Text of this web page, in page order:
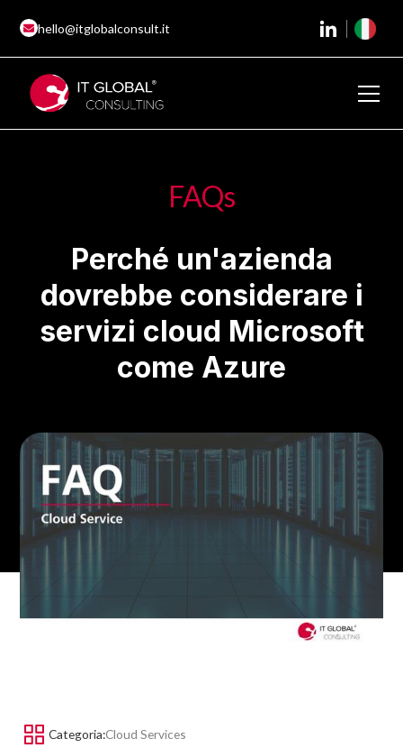
hello@itglobalconsult.it
FAQs
Perché un'azienda
dovrebbe considerare i
servizi cloud Microsoft
come Azure
Categoria:Cloud Services